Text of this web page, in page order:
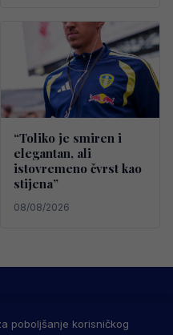
“Toliko je smiren i
elegantan, ali
istovremeno čvrst kao
stijena”
08/08/2026
USLOVI KORIŠTENJA
poboljšanje korisničkog